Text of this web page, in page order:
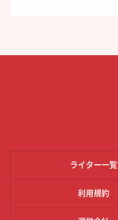
ライター一覧
利用規約